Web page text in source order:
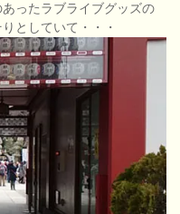
ったラブライブグッズの
としていて・・・